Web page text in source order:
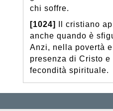
chi soffre.
[1024]
Il cristiano
anche quando è
Anzi, nella povertà
presenza di Cristo
fecondità spirituale.